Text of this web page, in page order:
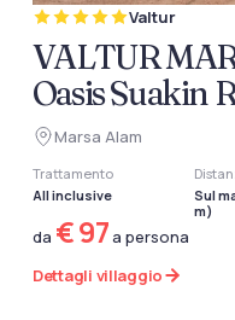
Valtur
VALTUR
Oasis Suakin
Marsa Alam
Trattamento
All inclusive
Sul
m)
da € 97a persona
Dettagli villaggio